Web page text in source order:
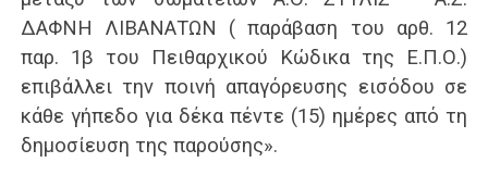
ΔΑΦΝΗ ΛΙΒΑΝΑΤΩΝ ( παράβαση του αρθ. 12
παρ. 1β του Πειθαρχικού Κώδικα της Ε.Π.Ο.)
επιβάλλει την ποινή απαγόρευσης εισόδου σε
κάθε γήπεδο για δέκα πέντε (15) ημέρες από τη
δημοσίευση της παρούσης».